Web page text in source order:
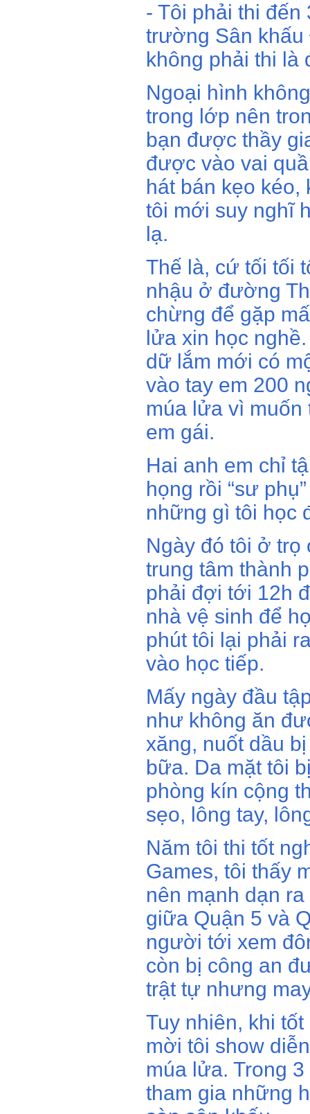
- Tôi phải thi
trường Sân khấu
không phải thi là
Ngoại hình
trong lớp nên
bạn được thầy
được vào vai
hát bán kẹo kéo,
tôi mới suy nghĩ
lạ.
Thế là, cứ tối tối
nhậu ở đường
chừng để gặp
lửa xin học
dữ lắm mới có
vào tay em 200
múa lửa vì muốn
em gái.
Hai anh em chỉ
họng rồi “sư
những gì tôi học
Ngày đó tôi ở trọ
trung tâm thành
phải đợi tới 12h
nhà vệ sinh để
phút tôi lại phải
vào học tiếp.
Mấy ngày đầu
như không ăn
xăng, nuốt dầu
bữa. Da mặt tôi
phòng kín cộng
sẹo, lông tay,
Năm tôi thi tốt
Games, tôi thấy
nên mạnh dạn
giữa Quận 5 và
người tới xem
còn bị công an
trật tự nhưng
Tuy nhiên, khi
mời tôi show
múa lửa. Trong
tham gia những